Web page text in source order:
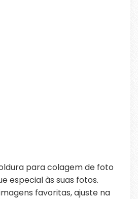
para colagem de foto
especial às suas fotos.
favoritas, ajuste na